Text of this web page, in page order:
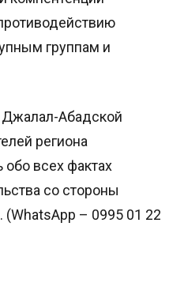
группам и
Джалал-Абадской
региона
всех фактах
со стороны
– 0995 01 22